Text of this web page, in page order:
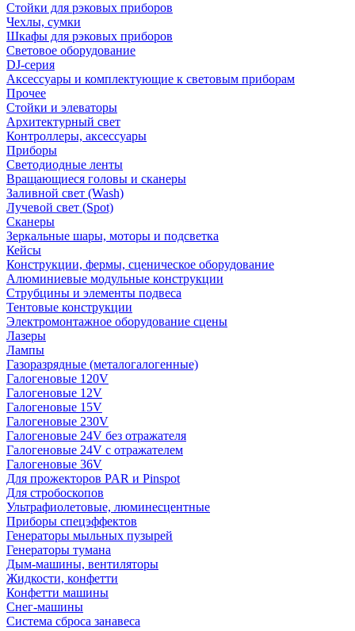
Стойки для рэковых приборов
Чехлы, сумки
Шкафы для рэковых приборов
Световое оборудование
DJ-серия
Аксессуары и комплектующие к световым приборам
Прочее
Стойки и элеваторы
Архитектурный свет
Контроллеры, аксессуары
Приборы
Светодиодные ленты
Вращающиеся головы и сканеры
Заливной свет (Wash)
Лучевой свет (Spot)
Сканеры
Зеркальные шары, моторы и подсветка
Кейсы
Конструкции, фермы, сценическое оборудование
Алюминиевые модульные конструкции
Струбцины и элементы подвеса
Тентовые конструкции
Электромонтажное оборудование сцены
Лазеры
Лампы
Газоразрядные (металогалогенные)
Галогеновые 120V
Галогеновые 12V
Галогеновые 15V
Галогеновые 230V
Галогеновые 24V без отражателя
Галогеновые 24V с отражателем
Галогеновые 36V
Для прожекторов PAR и Pinspot
Для стробоскопов
Ультрафиолетовые, люминесцентные
Приборы спецэффектов
Генераторы мыльных пузырей
Генераторы тумана
Дым-машины, вентиляторы
Жидкости, конфетти
Конфетти машины
Снег-машины
Система сброса занавеса